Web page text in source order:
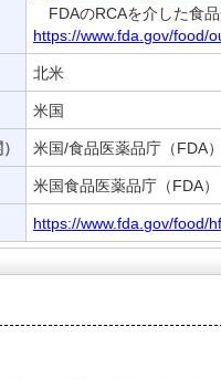
FDAのRCAを介した食品
https://www.fda.gov/food/
北米
米国
米国/食品医薬品庁（FDA）
米国食品医薬品庁（FDA）
https://www.fda.gov/food/